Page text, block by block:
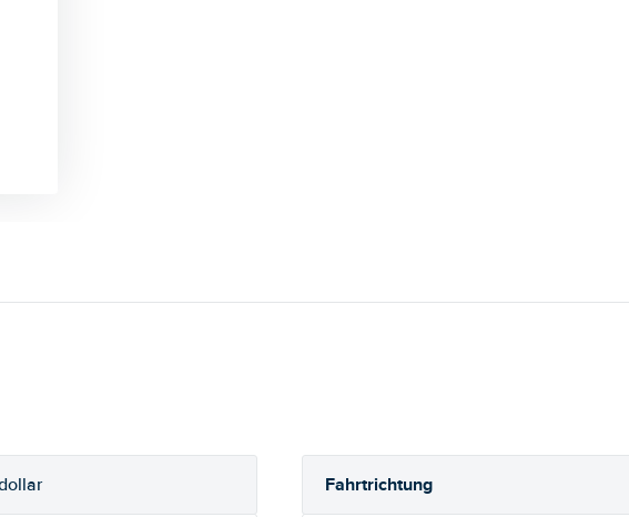
Fahrtrichtung